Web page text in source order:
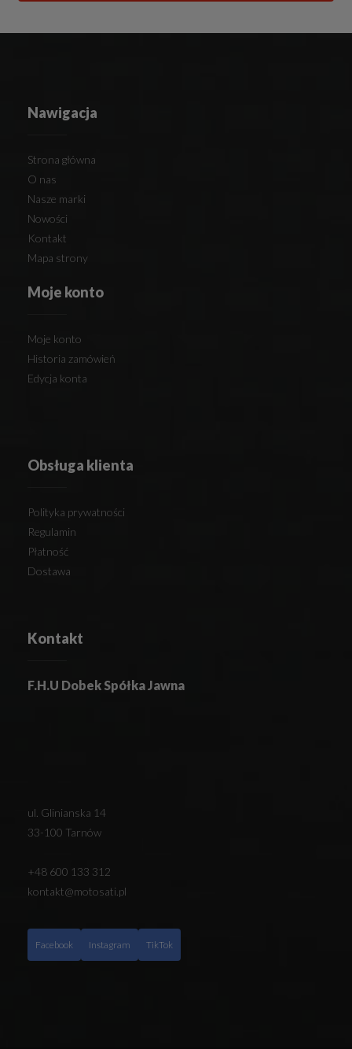
Nawigacja
Strona główna
O nas
Nasze marki
Nowości
Kontakt
Mapa strony
Moje konto
Moje konto
Historia zamówień
Edycja konta
Obsługa klienta
Polityka prywatności
Regulamin
Płatność
Dostawa
Kontakt
F.H.U Dobek Spółka Jawna
ul. Glinianska 14
33-100 Tarnów
+48 600 133 312
kontakt@motosati.pl
Facebook Instagram TikTok